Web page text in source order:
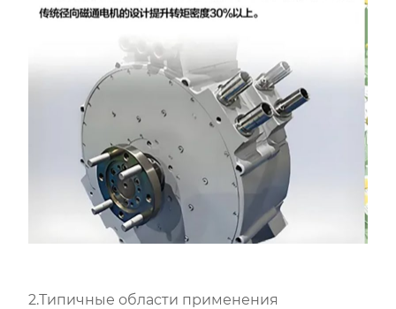
2.Типичные области применения